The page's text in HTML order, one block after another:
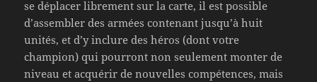
se déplacer librement sur la carte, il est possible
d’assembler des armées contenant jusqu’à huit
unités, et d’y inclure des héros (dont votre
champion) qui pourront non seulement monter de
niveau et acquérir de nouvelles compétences, mais